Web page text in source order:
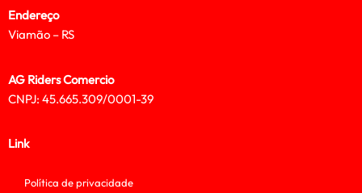
Endereço
Viamão – RS
AG Riders Comercio
CNPJ: 45.665.309/0001-39
Link
Política de privacidade